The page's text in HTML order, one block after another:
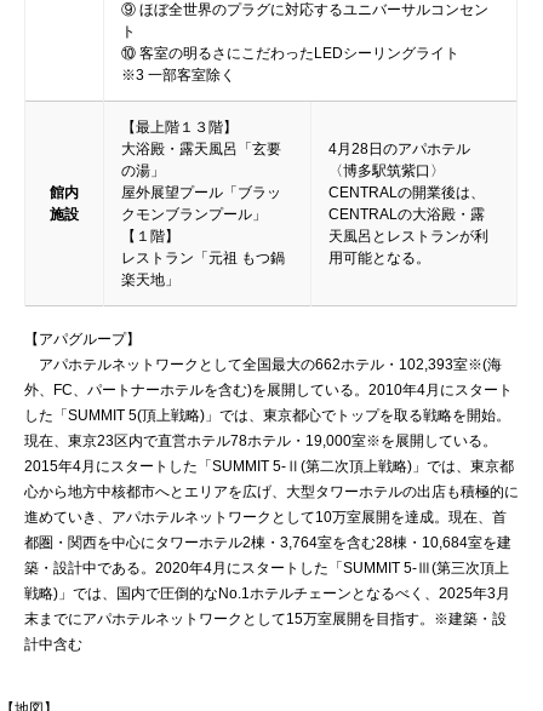
⑨ ほぼ全世界のプラグに対応するユニバーサルコンセン
ト
⑩ 客室の明るさにこだわったLEDシーリングライト
※3 一部客室除く
館内
施設
【最上階１３階】
大浴殿・露天風呂「玄要
の湯」
屋外展望プール「ブラッ
クモンブランプール」
【１階】
レストラン「元祖 もつ鍋
楽天地」
4月28日のアパホテル
〈博多駅筑紫口〉
CENTRALの開業後は、
CENTRALの大浴殿・露
天風呂とレストランが利
用可能となる。
【アパグループ】
アパホテルネットワークとして全国最大の662ホテル・102,393室※(海
外、FC、パートナーホテルを含む)を展開している。2010年4月にスタート
した「SUMMIT 5(頂上戦略)」では、東京都心でトップを取る戦略を開始。
現在、東京23区内で直営ホテル78ホテル・19,000室※を展開している。
2015年4月にスタートした「SUMMIT 5-Ⅱ(第二次頂上戦略)」では、東京都
心から地方中核都市へとエリアを広げ、大型タワーホテルの出店も積極的に
進めていき、アパホテルネットワークとして10万室展開を達成。現在、首
都圏・関西を中心にタワーホテル2棟・3,764室を含む28棟・10,684室を建
築・設計中である。2020年4月にスタートした「SUMMIT 5-Ⅲ(第三次頂上
戦略)」では、国内で圧倒的なNo.1ホテルチェーンとなるべく、2025年3月
末までにアパホテルネットワークとして15万室展開を目指す。※建築・設
計中含む